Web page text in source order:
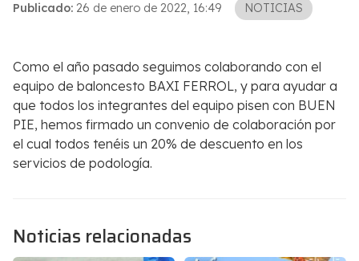
Publicado: 26 de enero de 2022, 16:49 NOTICIAS
Como el año pasado seguimos colaborando con el
equipo de baloncesto BAXI FERROL, y para ayudar a
que todos los integrantes del equipo pisen con BUEN
PIE, hemos firmado un convenio de colaboración por
el cual todos tenéis un 20% de descuento en los
servicios de podología.
Noticias relacionadas